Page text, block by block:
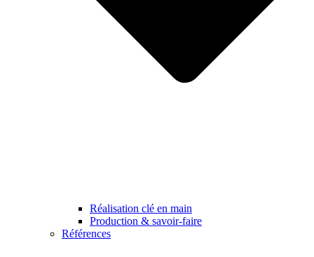
Réalisation clé en main
Production & savoir-faire
Références